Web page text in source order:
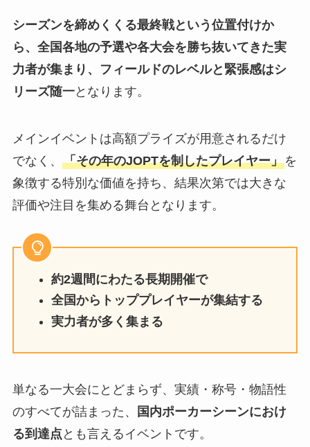
シーズンを締めくくる最終戦という位置付けか
ら、全国各地の予選や各大会を勝ち抜いてきた実
力者が集まり、フィールドのレベルと緊張感はシ
リーズ随一となります。
メインイベントは高額プライズが用意されるだけ
でなく、 「その年のJOPTを制したプレイヤー」を
象徴する特別な価値を持ち、結果次第では大きな
評価や注目を集める舞台となります。
約2週間にわたる長期開催で
全国からトッププレイヤーが集結する
実力者が多く集まる
単なる一大会にとどまらず、実績・称号・物語性
のすべてが詰まった、
国内ポーカーシーンにおけ
る到達点 とも言えるイベントです。